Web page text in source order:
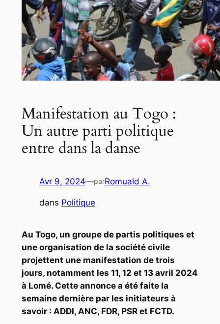
Manifestation au Togo :
Un autre parti politique
entre dans la danse
Avr 9, 2024—parRomuald A.
dans Politique
Au Togo, un groupe de partis politiques et
une organisation de la société civile
projettent une manifestation de trois
jours, notamment les 11, 12 et 13 avril 2024
à Lomé. Cette annonce a été faite la
semaine dernière par les initiateurs à
savoir : ADDI, ANC, FDR, PSR et FCTD.